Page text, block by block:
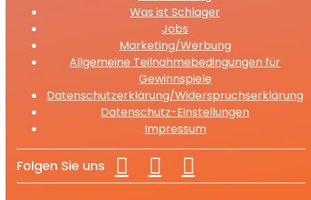
Was ist Schlager
Jobs
Marketing/Werbung
Allgemeine Teilnahmebedingungen für
Gewinnspiele
Datenschutzerklärung/Widerspruchserklärung
Datenschutz-Einstellungen
Impressum
Folgen Sie uns